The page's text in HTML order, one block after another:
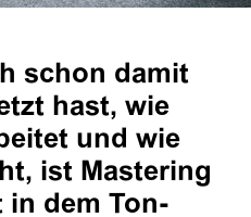
schon damit
hast, wie
und wie
ist Mastering
in dem Ton-